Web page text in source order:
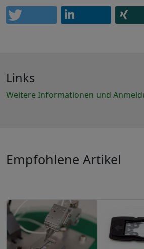
Links
Weitere Informationen und
Empfohlene Artikel